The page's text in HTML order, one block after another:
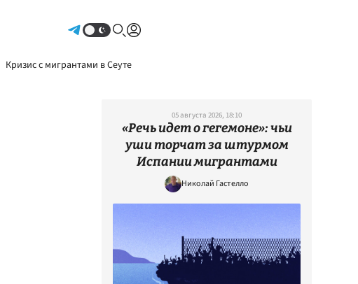
Кризис с мигрантами в Сеуте
05 августа 2026, 18:10
«Речь идет о гегемоне»: чьи
уши торчат за штурмом
Испании мигрантами
Николай Гастелло